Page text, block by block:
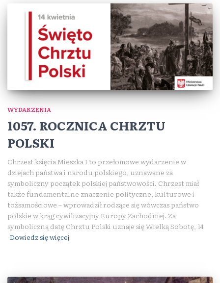
WYDARZENIA
1057. ROCZNICA CHRZTU
POLSKI
Chrzest księcia Mieszka I to przełomowe wydarzenie w
dziejach państwa i narodu polskiego, uznawane za
symboliczny początek polskiej państwowości. Chrzest miał
także fundamentalne znaczenie polityczne, kulturowe i
tożsamościowe – wprowadził rodzące się wówczas państwo
polskie w krąg cywilizacyjny Europy Zachodniej. Za
symboliczną datę Chrztu Polski uznaje się Wielką Sobotę, 14
Dowiedz się więcej